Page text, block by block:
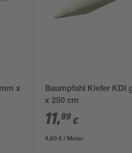
x
Baumpfahl Kiefer KDI
x 250 cm
11,99 €
4,80 € / Meter